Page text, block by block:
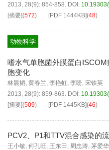
2013, 28(9): 854-858. DOI:
[摘要](572) [PDF 1444KB](48)
动物科学
嗜水气单胞菌外膜蛋白
胞变化
林晨韬, 黄春兰, 李艳虹, 李盼, 宋铁英
2013, 28(9): 859-863. DOI:
[摘要](509) [PDF 1445KB](46)
PCV2、P1和TTV混合感染的
王小敏, 何孔旺, 王东田 , 周忠涛, 茅爱华